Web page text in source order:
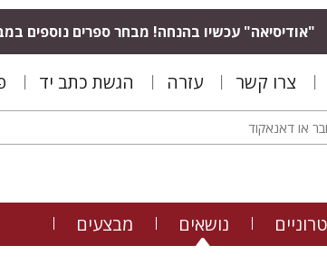
"אודיסיאה" עכשיו בהנחה! מבחר ספרים נוספים
צרו קשר עזרה הגשת כתב יד
נושאים מבצעים